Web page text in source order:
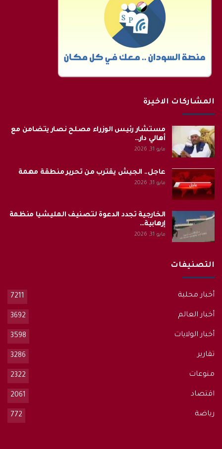
المشاركات الاخيرة
مستشار رئيس الوزراء مصلح نصار يتضامن مع
أهالي دار…
مايو 31, 2026
عاجل.. الجيش يقترب من تحرير منطقة مهمة
مايو 31, 2026
الخارجية تجدد الدعوة لتصنيف المليشيا منظمة
إرهابية…
مايو 31, 2026
التصنيفات
أخبار محلية 7211
أخبار العالم 3692
أخبار الولايات 3598
تقارير 3286
منوعات 2322
اقتصاد 2061
رياضة 772